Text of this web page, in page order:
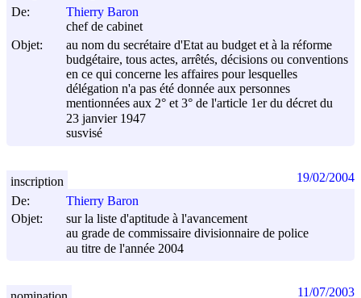
De:
Thierry Baron
chef de cabinet
Objet:
au nom du secrétaire d'Etat au budget et à la réforme
budgétaire, tous actes, arrêtés, décisions ou conventions
en ce qui concerne les affaires pour lesquelles
délégation n'a pas été donnée aux personnes
mentionnées aux 2° et 3° de l'article 1er du décret du
23 janvier 1947
susvisé
De:
Thierry Baron
Objet:
sur la liste d'aptitude à l'avancement
au grade de commissaire divisionnaire de police
au titre de l'année 2004
inscription 19/02/2004
11/07/2003